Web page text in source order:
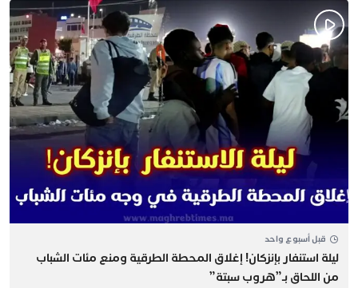
قبل أسبوع واحد
​ليلة استنفار بإنزكان! إغلاق المحطة الطرقية ومنع مئات الشباب
من اللحاق بـ”هروب سبتة”